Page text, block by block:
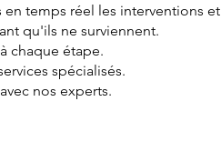
en temps réel les interventions et
qu'ils ne surviennent.
chaque étape.
spécialisés.
nos experts.